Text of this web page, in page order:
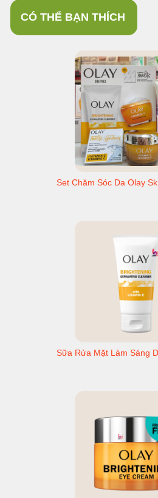
CÓ THỂ BẠN THÍCH
Set Chăm Sóc Da Olay
Sữa Rửa Mặt Làm Sáng